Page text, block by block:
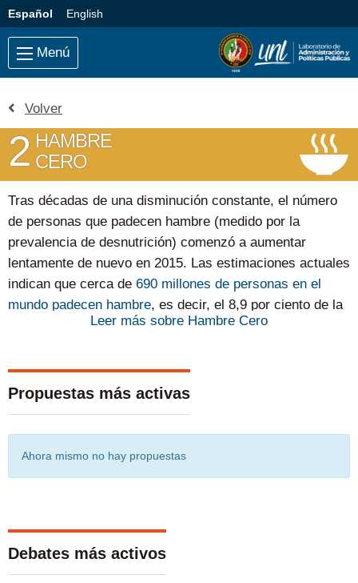
Saltar al contenido principal
Idioma:
Español English
Menú
Volver
2 HAMBRE
CERO
Tras décadas de una disminución constante, el número
de personas que padecen hambre (medido por la
prevalencia de desnutrición) comenzó a aumentar
lentamente de nuevo en 2015. Las estimaciones actuales
indican que cerca de 690 millones de personas en el
mundo padecen hambre, es decir, el 8,9 por ciento de la
población mundial, lo que supone un aumento de unos 10
cinco años.
El mundo no está bien encaminado para alcanzar el
por el hambre superará los 840 millones de personas
Leer más sobre Hambre Cero
Propuestas más activas
Ahora mismo no hay propuestas
Debates más activos